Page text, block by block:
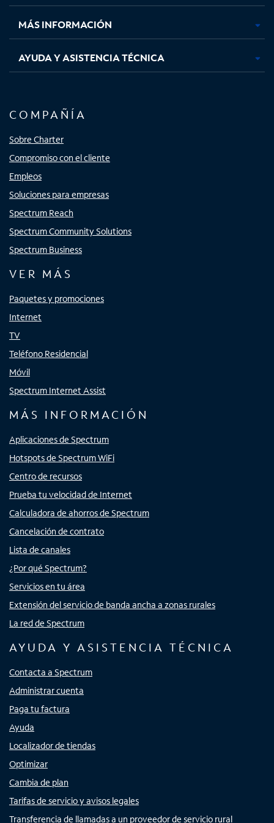
nuevanuevanuevanueva
MÁS INFORMACIÓN
AYUDA Y ASISTENCIA TÉCNICA
COMPAÑÍA
Sobre Charter
Compromiso con el cliente
Empleos
Soluciones para empresas
Spectrum Reach
Spectrum Community Solutions
Spectrum Business
VER MÁS
Paquetes y promociones
Internet
TV
Teléfono Residencial
Móvil
Spectrum Internet Assist
MÁS INFORMACIÓN
Aplicaciones de Spectrum
Hotspots de Spectrum WiFi
Centro de recursos
Prueba tu velocidad de Internet
Calculadora de ahorros de Spectrum
Cancelación de contrato
Lista de canales
¿Por qué Spectrum?
Servicios en tu área
Extensión del servicio de banda ancha a zonas rurales
La red de Spectrum
AYUDA Y ASISTENCIA TÉCNICA
Contacta a Spectrum
Administrar cuenta
Paga tu factura
Ayuda
Localizador de tiendas
Optimizar
Cambia de plan
Tarifas de servicio y avisos legales
Transferencia de llamadas a un proveedor de servicio rural